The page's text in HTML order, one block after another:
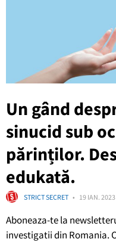
Un gând
sinucid sub
părinților.
edukată.
STRICT SECRET 19 IAN. 2023
Aboneaza-te la
investigatii din Romania.